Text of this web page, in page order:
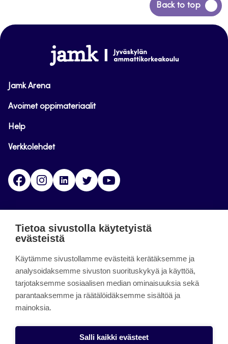
Back to top
Siirry
takaisin
www.jamk.fi
Jamk Arena
Avoimet oppimateriaalit
Help
Verkkolehdet
FacebookInstagramLinkedinTwitter
päättynyt 11.9.2023.
About the site
Käyttöehdot
Saavutettavuusseloste
Tietoa sivustolla käytetyistä
evästeistä
Käytämme sivustollamme evästeitä kerätäksemme ja
analysoidaksemme sivuston suorituskykyä ja käyttöä,
tarjotaksemme sosiaalisen median ominaisuuksia sekä
parantaaksemme ja räätälöidäksemme sisältöä ja
mainoksia.
Salli kaikki evästeet